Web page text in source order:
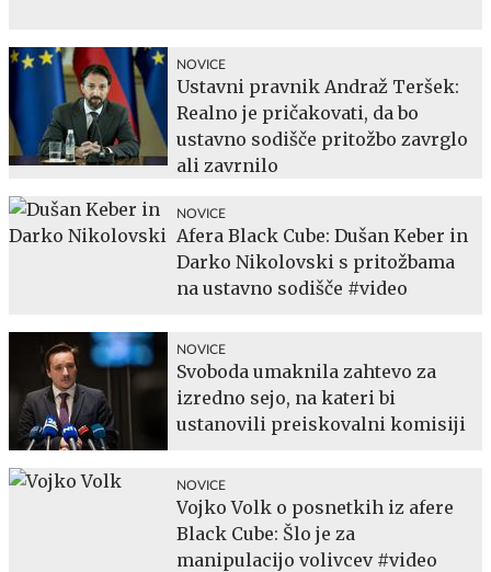
NOVICE
Ustavni pravnik Andraž Teršek:
Realno je pričakovati, da bo
ustavno sodišče pritožbo zavrglo
ali zavrnilo
NOVICE
Afera Black Cube: Dušan Keber in
Darko Nikolovski s pritožbama
na ustavno sodišče #video
NOVICE
Svoboda umaknila zahtevo za
izredno sejo, na kateri bi
ustanovili preiskovalni komisiji
NOVICE
Vojko Volk o posnetkih iz afere
Black Cube: Šlo je za
manipulacijo volivcev #video